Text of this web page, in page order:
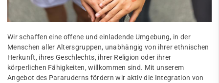
Wir schaffen eine offene und einladende Umgebung, in der
Menschen aller Altersgruppen, unabhängig von ihrer ethnischen
Herkunft, ihres Geschlechts, ihrer Religion oder ihrer
körperlichen Fähigkeiten, willkommen sind. Mit unserem
Angebot des Pararuderns fördern wir aktiv die Integration von